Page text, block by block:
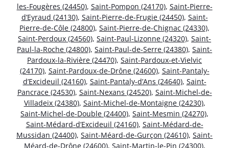
les-Fougères (24450), Saint-Pompon (24170), Saint-Pierre-
d’Eyraud (24130), Saint-Pierre-de-Frugie (24450), Saint-
Pierre-de-Côle (24800), Saint-Pierre-de-Chignac (24330),
Saint-Perdoux (24560), Saint-Paul-Lizonne (24320), Saint-
Paul-la-Roche (24800), Saint-Paul-de-Serre (24380), Saint-
Pardoux-la-Rivière (24470), Saint-Pardoux-et-Vielvic
(24170), Saint-Pardoux-de-Drône (24600), Saint-Pantaly-
d’Excideuil (24160), Saint-Pantaly-d’Ans (24640), Saint-
Pancrace (24530), Saint-Nexans (24520), Saint-Michel-de-
Villadeix (24380), Saint-Michel-de-Montaigne (24230),
Saint-Michel-de-Double (24400), Saint-Mesmin (24270),
Saint-Médard-d’Excideuil (24160), Saint-Médard-de-
Mussidan (24400), Saint-Méard-de-Gurçon (24610), Saint-
Méard-de-Drône (24600), Saint-Martin-le-Pin (24300),